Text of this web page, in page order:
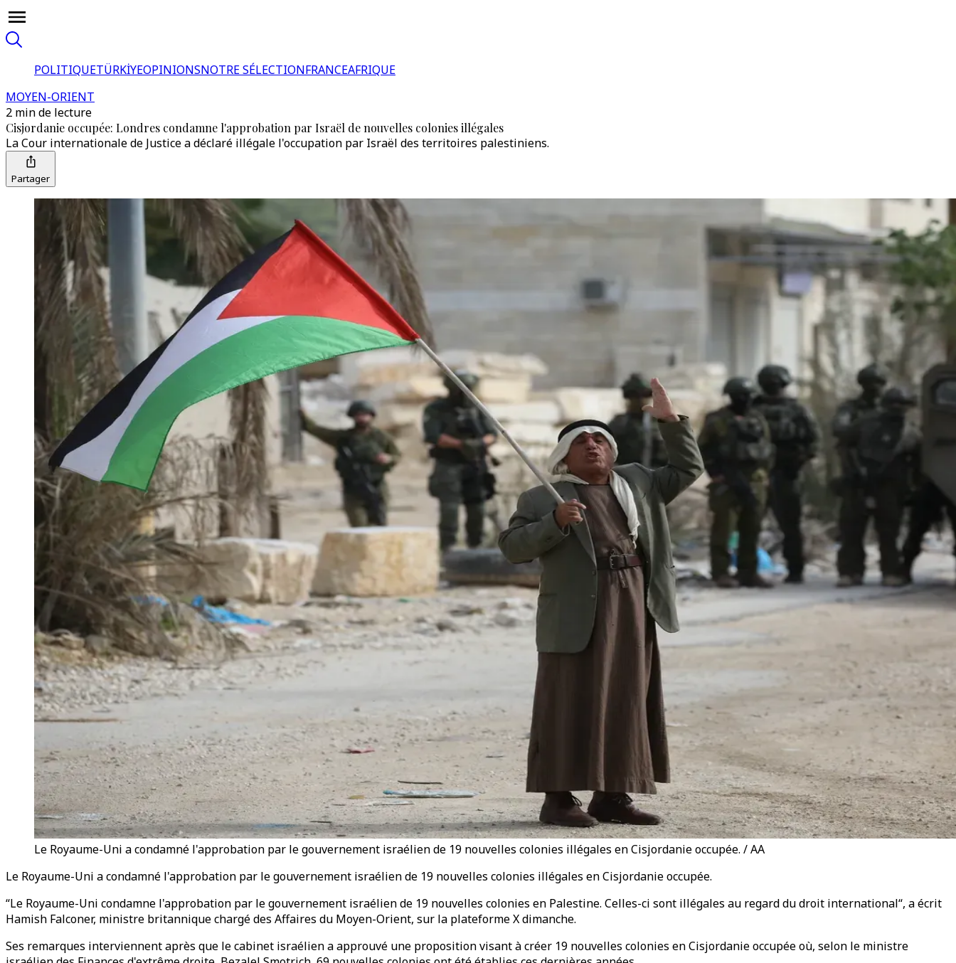
POLITIQUETÜRKİYEOPINIONSNOTRE SÉLECTIONFRANCEAFRIQUE
MOYEN-ORIENT
2 min de lecture
Cisjordanie occupée: Londres condamne l'approbation par Israël de nouvelles colonies illégales
La Cour internationale de Justice a déclaré illégale l'occupation par Israël des territoires palestiniens.
Partager
Le Royaume-Uni a condamné l'approbation par le gouvernement israélien de 19 nouvelles colonies illégales en Cisjordanie occupée. / AA
Le Royaume-Uni a condamné l'approbation par le gouvernement israélien de 19 nouvelles colonies illégales en Cisjordanie occupée.
“Le Royaume-Uni condamne l'approbation par le gouvernement israélien de 19 nouvelles colonies en Palestine. Celles-ci sont illégales au regard du droit international“, a écrit
Hamish Falconer, ministre britannique chargé des Affaires du Moyen-Orient, sur la plateforme X dimanche.
Ses remarques interviennent après que le cabinet israélien a approuvé une proposition visant à créer 19 nouvelles colonies en Cisjordanie occupée où, selon le ministre